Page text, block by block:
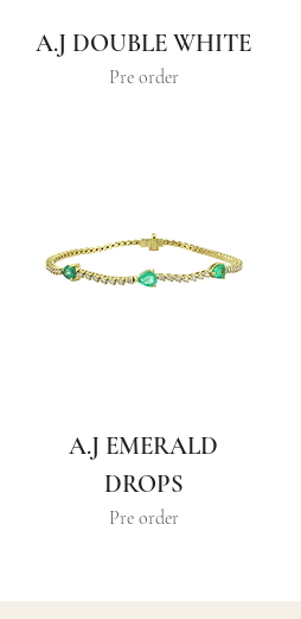
A.J DOUBLE WHITE
Pre order
A.J EMERALD
DROPS
Pre order